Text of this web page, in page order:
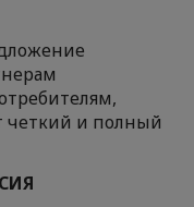
четкий и полный